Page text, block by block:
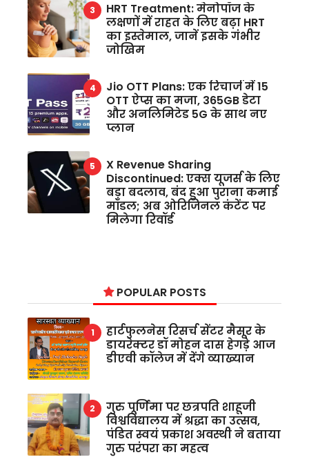
HRT Treatment: मेनोपॉज के
लक्षणों में राहत के लिए बढ़ा HRT
का इस्तेमाल, जानें इसके गंभीर
जोखिम
Jio OTT Plans: एक रिचार्ज में 15
OTT ऐप्स का मजा, 365GB डेटा
और अनलिमिटेड 5G के साथ नए
प्लान
X Revenue Sharing
Discontinued: एक्स यूजर्स के लिए
बड़ा बदलाव, बंद हुआ पुराना कमाई
मॉडल; अब ओरिजिनल कंटेंट पर
मिलेगा रिवॉर्ड
POPULAR POSTS
हार्टफुलनेस रिसर्च सेंटर मैसूर के
डायरेक्टर डॉ मोहन दास हेगड़े आज
डीएवी कॉलेज में देंगे व्याख्यान
गुरु पूर्णिमा पर छत्रपति शाहूजी
विश्वविद्यालय में श्रद्धा का उत्सव,
पंडित स्वयं प्रकाश अवस्थी ने बताया
गुरु परंपरा का महत्व